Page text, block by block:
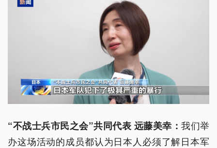
“不战士兵市民之会”共同代表 远藤美幸 ： 我们举
办这场活动的成员都认为日本人必须了解日本军